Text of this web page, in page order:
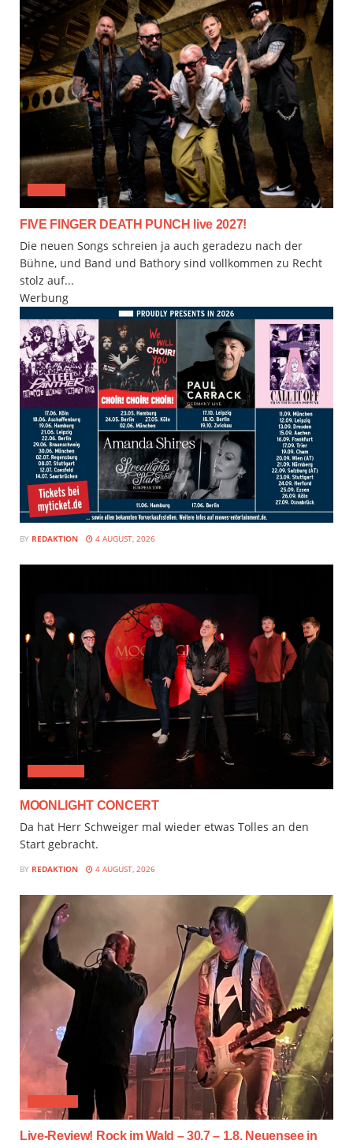
FIVE FINGER DEATH PUNCH live 2027!
Die neuen Songs schreien ja auch geradezu nach der
Bühne, und Band und Bathory sind vollkommen zu Recht
stolz auf...
Werbung
BY REDAKTION 4 AUGUST, 2026
MOONLIGHT CONCERT
Da hat Herr Schweiger mal wieder etwas Tolles an den
Start gebracht.
BY REDAKTION 4 AUGUST, 2026
Live-Review! Rock im Wald – 30.7 – 1.8. Neuensee in